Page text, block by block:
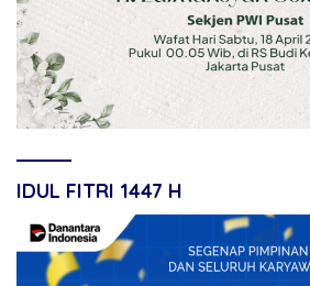
IDUL FITRI 1447 H